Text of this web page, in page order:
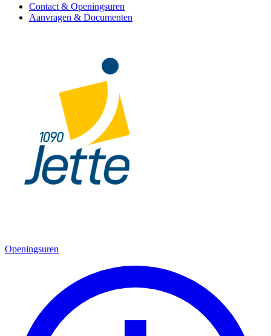
Contact & Openingsuren
Aanvragen & Documenten
Openingsuren